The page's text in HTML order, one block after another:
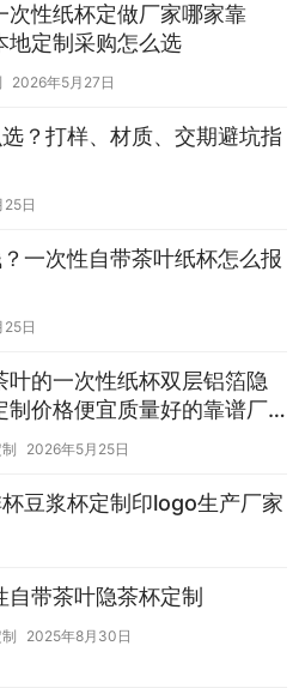
次性纸杯定做厂家哪家靠
地定制采购怎么选
2026年5月27日
？打样、材质、交期避坑指
日
一次性自带茶叶纸杯怎么报
日
叶的一次性纸杯双层铝箔隐
制价格便宜质量好的靠谱厂
2026年5月25日
豆浆杯定制印logo生产厂家
自带茶叶隐茶杯定制
2025年8月30日